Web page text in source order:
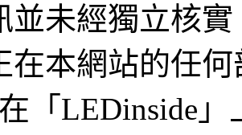
並未經獨立核
在本網站的任
「LEDinside